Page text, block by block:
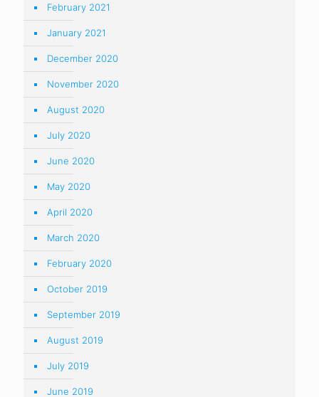
February 2021
January 2021
December 2020
November 2020
August 2020
July 2020
June 2020
May 2020
April 2020
March 2020
February 2020
October 2019
September 2019
August 2019
July 2019
June 2019